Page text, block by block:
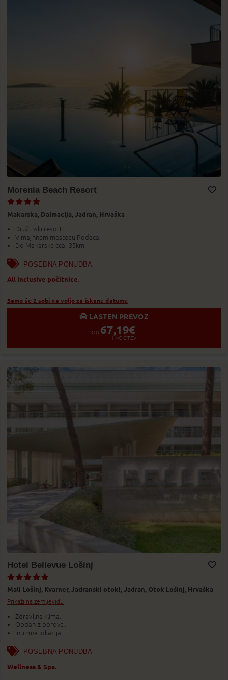
Morenia Beach Resort
Makarska, Dalmacija, Jadran, Hrvaška
Družinski resort.
V majhnem mestecu Podaca.
Do Makarske cca. 35km.
POSEBNA PONUDBA
All inclusive počitnice.
Samo še 2 sobi na voljo za iskane datume
LASTEN PREVOZ
OD 67,19€
1 NOČITEV
Hotel Bellevue Lošinj
Mali Lošinj, Kvarner, Jadranski otoki, Jadran, Otok Lošinj, Hrvaška
Prikaži na zemljevidu
Zdravilna klima.
Obdan z borovci.
Intimna lokacija.
POSEBNA PONUDBA
Wellness & Spa.